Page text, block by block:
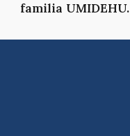
familia UMIDEHU.